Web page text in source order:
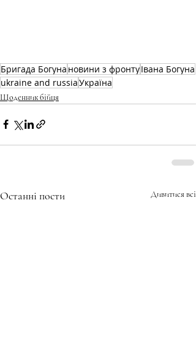
Бригада Богуна новини з фронтуІвана Богуна
ukraine and russiaУкраїна
Щоденник бійця
Останні пости Дивитися всі